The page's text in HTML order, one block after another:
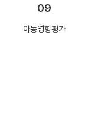
09
아동영향평가